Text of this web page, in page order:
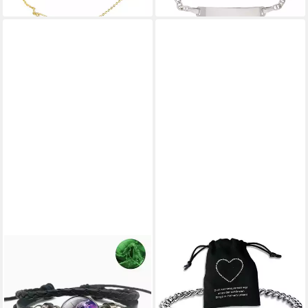
Sternzeichen Zwillinge mit 3D
Gravur im Glas
BINEGO
Armband mit Gravur Her King
His Queen Partnerarmbänder
Geschenk Armbänder (Set, 2-